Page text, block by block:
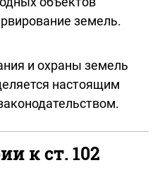
земель.
и охраны земель
настоящим
к ст. 102